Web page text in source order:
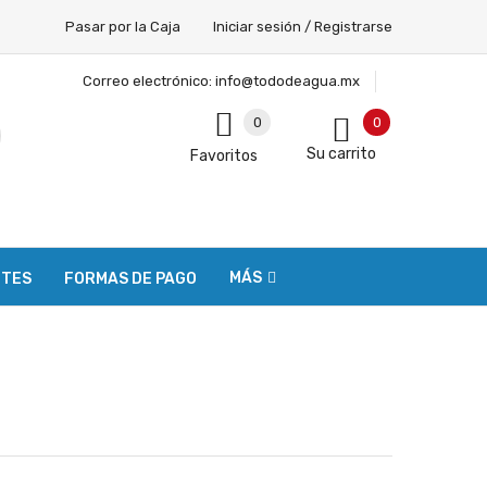
Iniciar sesión / Registrarse
Pasar por la Caja
Correo electrónico: info@tododeagua.mx
0
Su carrito
0
Favoritos
FORMAS DE PAGO MÁS